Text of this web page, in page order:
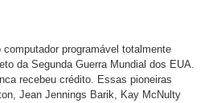
programável totalmente
da Segunda Guerra Mundial dos EUA.
recebeu crédito. Essas pioneiras
Jean Jennings Barik, Kay McNulty